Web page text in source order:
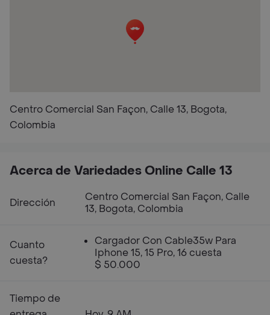
Centro Comercial San Façon, Calle 13, Bogota,
Colombia
Acerca de Variedades Online Calle 13
Dirección
Centro Comercial San Façon, Calle
13, Bogota, Colombia
Cuanto
cuesta?
Cargador Con Cable35w Para
Iphone 15, 15 Pro, 16 cuesta
$ 50.000
Tiempo de